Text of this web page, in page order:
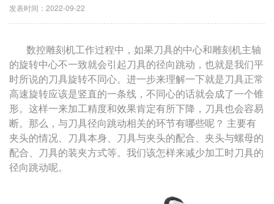
发表时间：2022-09-22
数控雕刻机工作过程中，如果刀具的中心和雕刻机主轴
的旋转中心不一致就会引起刀具的径向跳动，也就是我们平
时所说的刀具旋转不同心。进一步来理解一下就是刀具正常
高速旋转应该是竖直的一条线，不同心的话就会成了一个锥
形。这样一来加工精度和效果肯定有所下降，刀具也会容易
断。那么，与刀具径向跳动相关的环节有哪些呢？ 主要有
夹头的情况、刀具本身、刀具与夹头的配合、夹头与螺母的
配合、刀具的装夹方式等。我们该怎样来减少加工时刀具的
径向跳动呢。